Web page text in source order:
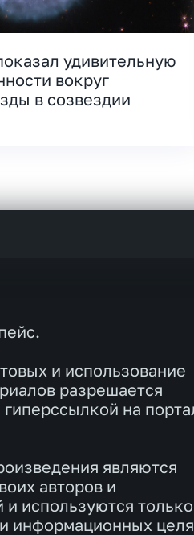
удивительную
вокруг
в созвездии
и использование
разрешается
гиперссылкой на
являются
авторов и
и используются
информационных